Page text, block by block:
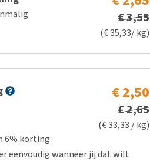
€ 3,55
(€ 35,33/ kg)
€ 2,50
€ 2,65
(€ 33,33 / kg)
6% korting
eenvoudig wanneer jij dat wilt